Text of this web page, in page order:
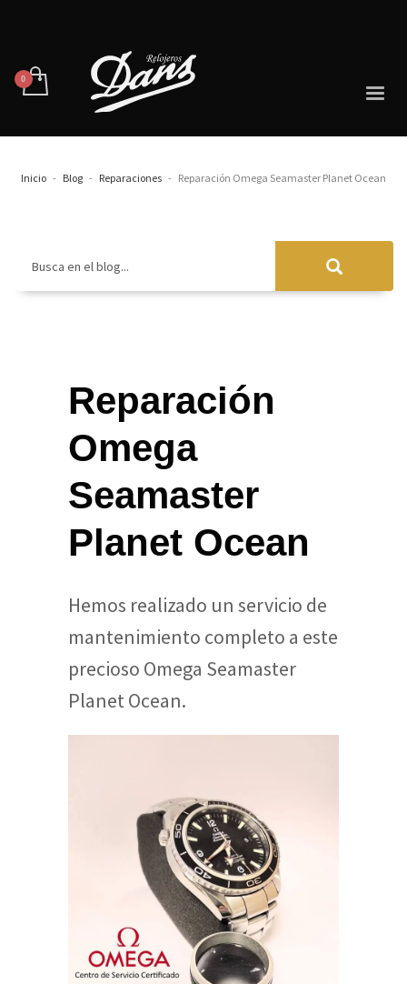
Inicio Blog Reparaciones Reparación Omega Seamaster Planet Ocean
Busca en el blog...
Reparación
Omega
Seamaster
Planet Ocean
Hemos realizado un servicio de
mantenimiento completo a este
precioso Omega Seamaster
Planet Ocean.